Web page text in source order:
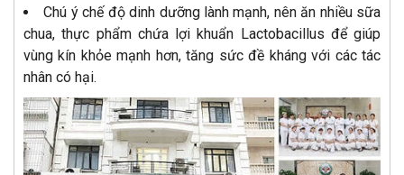
Chú ý chế độ dinh dưỡng lành mạnh, nên ăn nhiều sữa
chua, thực phẩm chứa lợi khuẩn Lactobacillus để giúp
vùng kín khỏe mạnh hơn, tăng sức đề kháng với các tác
nhân có hại.